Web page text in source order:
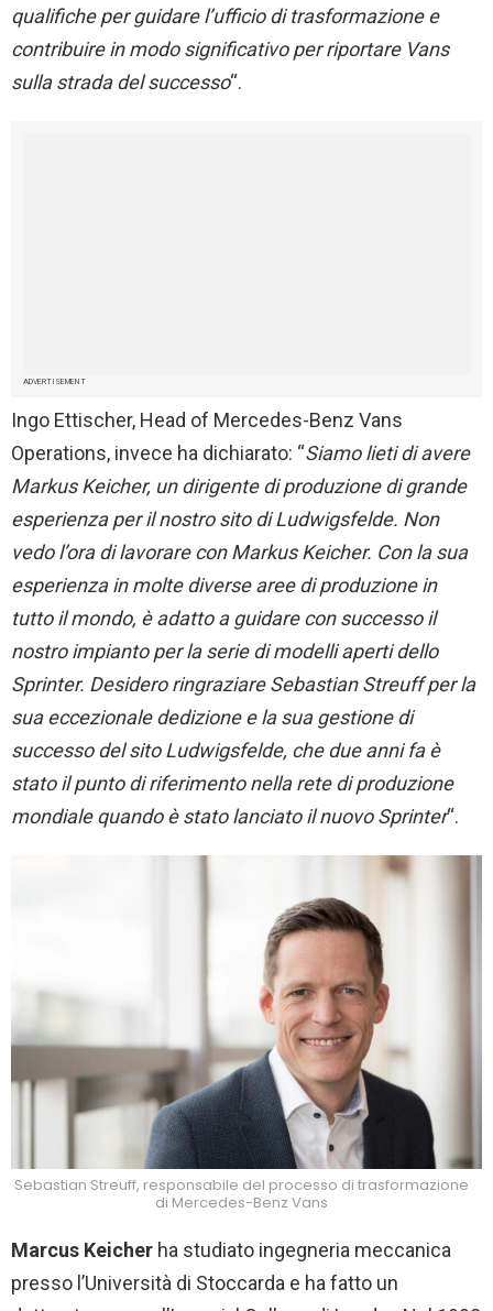
qualifiche per guidare l’ufficio di trasformazione e
contribuire in modo significativo per riportare Vans
sulla strada del successo“.
ADVERTISEMENT
Ingo Ettischer, Head of Mercedes-Benz Vans
Operations, invece ha dichiarato: “Siamo lieti diavere
Markus Keicher, un dirigente di produzione di grande
esperienza per il nostro sito di Ludwigsfelde. Non
vedo l’ora di lavorare con Markus Keicher. Con la sua
esperienza in molte diverse aree di produzione in
tutto il mondo, èadatto aguidare con successo il
nostro impianto per la serie di modelli aperti dello
Sprinter. Desidero ringraziare Sebastian Streuff per la
sua eccezionale dedizione e la sua gestione di
successo del sito Ludwigsfelde, che due anni fa è
stato il punto di riferimento nella rete di produzione
mondiale quando è stato lanciato il nuovo Sprinter“.
Sebastian Streuff, responsabile del processo di trasformazione
di Mercedes-Benz Vans
Marcus Keicher ha studiato ingegneria meccanica
presso l’Università di Stoccarda e ha fatto un